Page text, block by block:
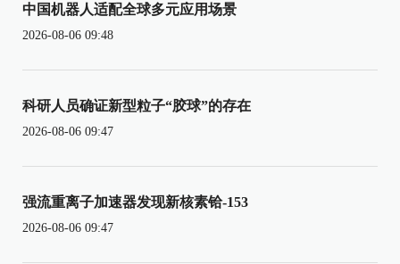
中国机器人适配全球多元应用场景
2026-08-06 09:48
科研人员确证新型粒子“胶球”的存在
2026-08-06 09:47
强流重离子加速器发现新核素铪-153
2026-08-06 09:47